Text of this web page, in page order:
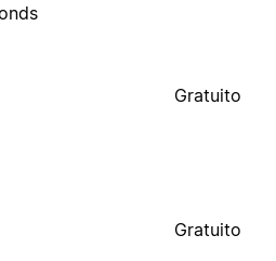
Gratuito
Gratuito